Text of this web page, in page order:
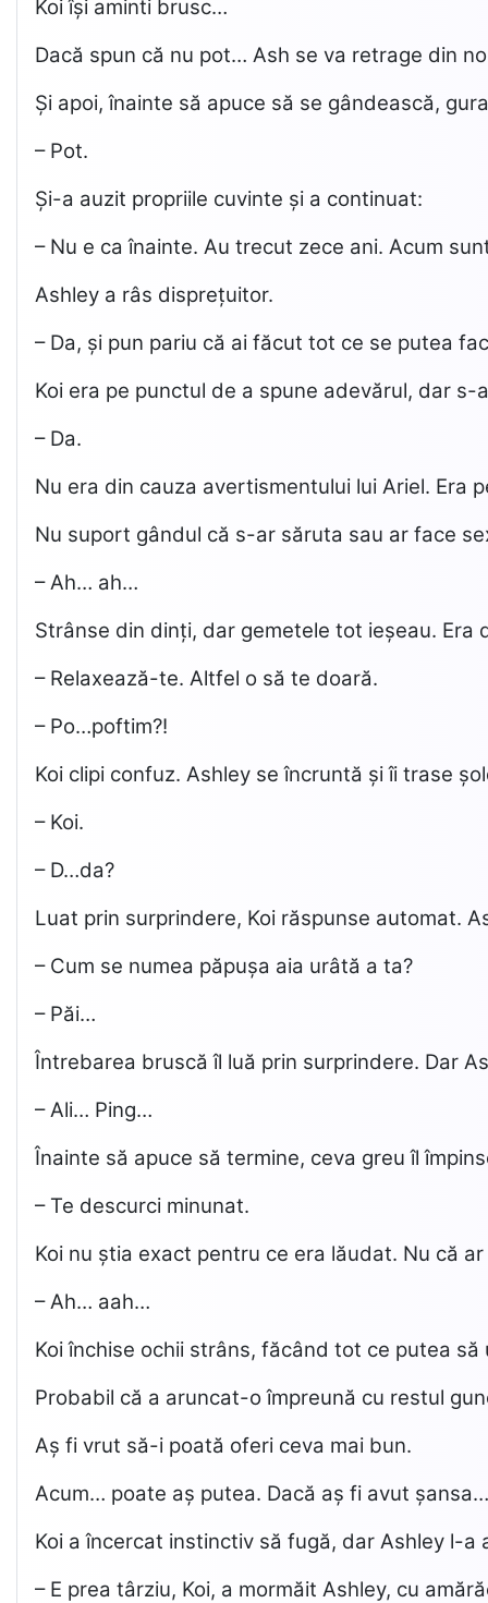
Koi își aminti brusc…
Dacă spun că nu pot… Ash se va retrage din
Și apoi, înainte să apuce să se gândească,
– Pot.
Și-a auzit propriile cuvinte și a continuat:
– Nu e ca înainte. Au trecut zece ani. Acum
Ashley a râs disprețuitor.
– Da, și pun pariu că ai făcut tot ce se putea
Koi era pe punctul de a spune adevărul, dar
– Da.
Nu era din cauza avertismentului lui Ariel. Era
Nu suport gândul că s-ar săruta sau ar face
– Ah… ah…
Strânse din dinți, dar gemetele tot ieșeau.
– Relaxează-te. Altfel o să te doară.
– Po…poftim?!
Koi clipi confuz. Ashley se încruntă și îi trase
– Koi.
– D…da?
Luat prin surprindere, Koi răspunse automat.
– Cum se numea păpușa aia urâtă a ta?
– Păi…
Întrebarea bruscă îl luă prin surprindere. Dar
– Ali… Ping…
Înainte să apuce să termine, ceva greu îl
– Te descurci minunat.
Koi nu știa exact pentru ce era lăudat. Nu că
– Ah… aah…
Koi închise ochii strâns, făcând tot ce putea
Probabil că a aruncat-o împreună cu restul
Aș fi vrut să-i poată oferi ceva mai bun.
Acum… poate aș putea. Dacă aș fi avut
Koi a încercat instinctiv să fugă, dar Ashley l-
– E prea târziu, Koi, a mormăit Ashley, cu